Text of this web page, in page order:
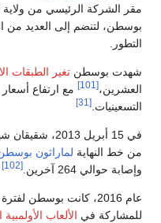
الميناءفي
في هذا الحي سريع
الأخير من القرن
منذ
فجرا قنبلتين بالقرب
ثلاثة أشخاص
كمتقدم أمريكي
. دُعم العرض من